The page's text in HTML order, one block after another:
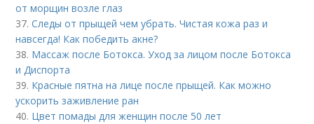
от морщин возле глаз
37.Следы от прыщей чем убрать. Чистая кожа раз и
навсегда! Как победить акне?
38. Массаж после Ботокса. Уход за лицом после Ботокса
и Диспорта
39. Красные пятна на лице после прыщей. Как можно
ускорить заживление ран
40. Цвет помады для женщин после 50 лет